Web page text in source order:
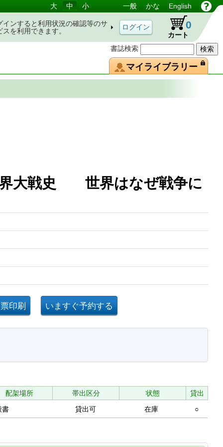
書誌検索
大 中 小 一般 かな English
インすると利用状況の確認等のサ
スを利用できます。
カート
0
マイライブラリー
界大戦史 世界はなぜ戦争に
配架場所 帯出区分 状態
貸出
書 貸出可 在庫 ○